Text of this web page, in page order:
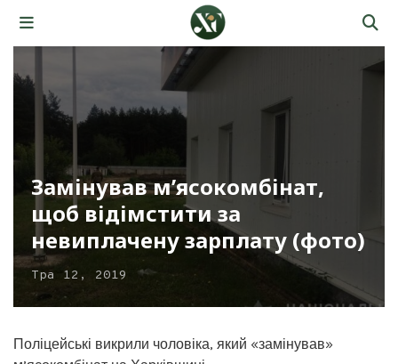
Замінував м’ясокомбінат,
щоб відімстити за
невиплачену зарплату (фото)
Тра 12, 2019
Поліцейські викрили чоловіка, який «замінував»